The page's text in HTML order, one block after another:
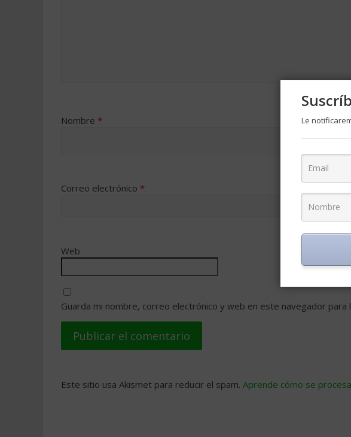
Nombre *
Correo electrónico *
Web
Guarda mi nombre, correo electrónico y web en este navegador para
Este sitio usa Akismet para reducir el spam. Aprende cómo se
Le